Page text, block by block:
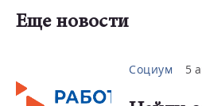
Еще новости
Социум 5